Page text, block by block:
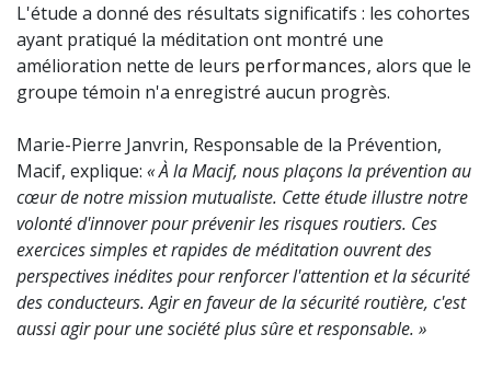
L'étude a donné des résultats significatifs : les cohortes
ayant pratiqué la méditation ont montré une
amélioration nette de leurs performances, alors que le
groupe témoin n'a enregistré aucun progrès.
Marie-Pierre Janvrin, Responsable de la Prévention,
Macif, explique: « À la Macif, nous plaçons la prévention au
cœur de notre mission mutualiste. Cette étude illustre notre
volonté d'innover pour prévenir les risques routiers. Ces
exercices simples et rapides de méditation ouvrent des
perspectives inédites pour renforcer l'attention et la sécurité
des conducteurs. Agir en faveur de la sécurité routière, c'est
aussi agir pour une société plus sûre et responsable. »